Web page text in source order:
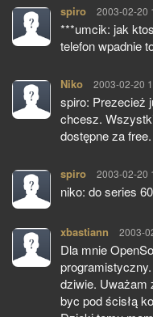
spiro pisze:
2003-02-20
***umcik: jak
telefon wpadnie
Niko pisze:
2003-02-20
spiro: Prezecież
chcesz.
dostępne za
spiro pisze:
2003-02-20
niko: do series
xbastiann pisze:
2003-
Dla mnie
dziwie. Uważam
byc pod ścisłą